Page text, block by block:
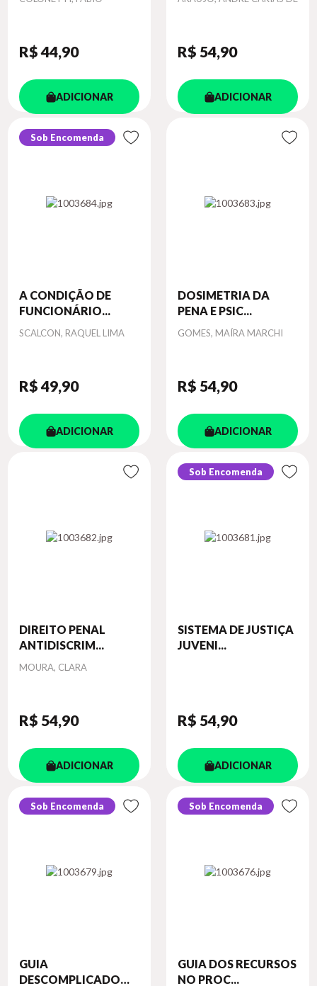
R$ 44,90
ADICIONAR
R$ 54,90
ADICIONAR
Sob Encomenda
A CONDIÇÃO DE
FUNCIONÁRIO...
Autor
SCALCON, RAQUEL LIMA
R$ 49,90
ADICIONAR
DOSIMETRIA DA
PENA E PSIC...
Autor
GOMES, MAÍRA MARCHI
R$ 54,90
ADICIONAR
DIREITO PENAL
ANTIDISCRIM...
Autor
MOURA, CLARA
R$ 54,90
ADICIONAR
Sob Encomenda
SISTEMA DE JUSTIÇA
JUVENI...
R$ 54,90
ADICIONAR
Sob Encomenda
GUIA
DESCOMPLICADO
Sob Encomenda
GUIA DOS RECURSOS
NO PROC...